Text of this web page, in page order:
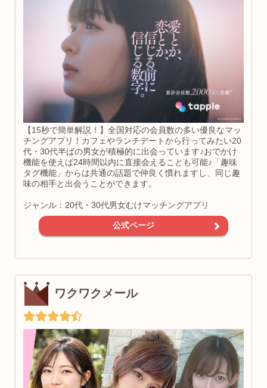
【15秒で簡単解説！】全国対応の会員数の多い優良なマッ
チングアプリ！カフェやランチデートから行ってみたい20
代・30代半ばの男女が積極的に出会っています♪おでかけ
機能を使えば24時間以内に直接会えることも可能♪「趣味
タグ機能」からは共通の話題で仲良く慣れますし、同じ趣
味の相手と出会うことができます。
ジャンル：20代・30代男女むけマッチングアプリ
公式ページ
ワクワクメール